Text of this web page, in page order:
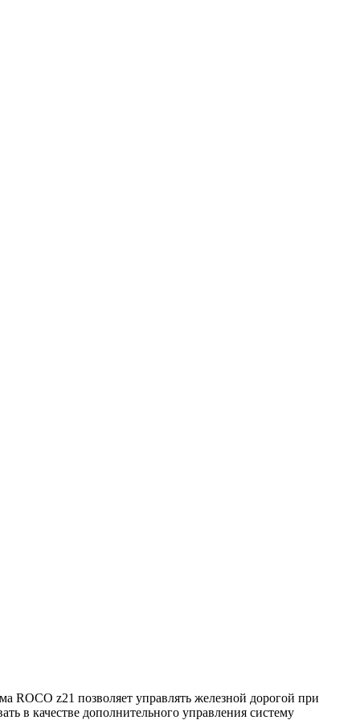
ROCO z21 позволяет управлять железной дорогой при
в качестве дополнительного управления систему